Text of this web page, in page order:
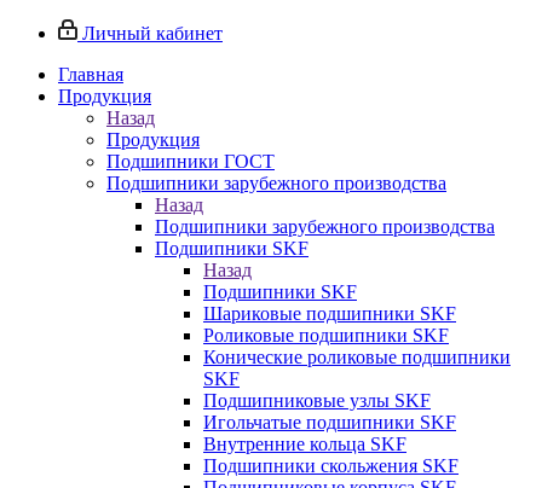
Личный кабинет
Главная
Продукция
Назад
Продукция
Подшипники ГОСТ
Подшипники зарубежного производства
Назад
Подшипники зарубежного производства
Подшипники SKF
Назад
Подшипники SKF
Шариковые подшипники SKF
Роликовые подшипники SKF
Конические роликовые подшипники
SKF
Подшипниковые узлы SKF
Игольчатые подшипники SKF
Внутренние кольца SKF
Подшипники скольжения SKF